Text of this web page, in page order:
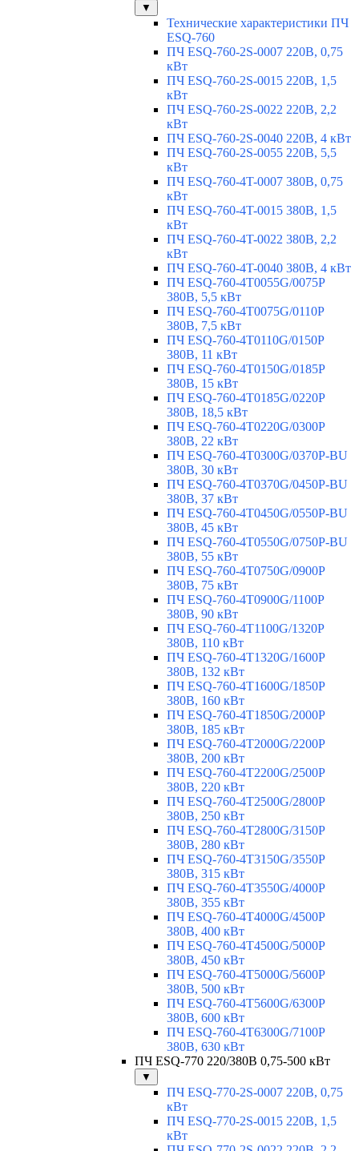
▼
Технические характеристики ПЧ
ESQ-760
ПЧ ESQ-760-2S-0007 220В, 0,75
кВт
ПЧ ESQ-760-2S-0015 220В, 1,5
кВт
ПЧ ESQ-760-2S-0022 220В, 2,2
кВт
ПЧ ESQ-760-2S-0040 220В, 4 кВт
ПЧ ESQ-760-2S-0055 220В, 5,5
кВт
ПЧ ESQ-760-4T-0007 380В, 0,75
кВт
ПЧ ESQ-760-4T-0015 380В, 1,5
кВт
ПЧ ESQ-760-4T-0022 380В, 2,2
кВт
ПЧ ESQ-760-4T-0040 380В, 4 кВт
ПЧ ESQ-760-4T0055G/0075P
380В, 5,5 кВт
ПЧ ESQ-760-4T0075G/0110P
380В, 7,5 кВт
ПЧ ESQ-760-4T0110G/0150P
380В, 11 кВт
ПЧ ESQ-760-4T0150G/0185P
380В, 15 кВт
ПЧ ESQ-760-4T0185G/0220P
380В, 18,5 кВт
ПЧ ESQ-760-4T0220G/0300P
380В, 22 кВт
ПЧ ESQ-760-4T0300G/0370P-BU
380В, 30 кВт
ПЧ ESQ-760-4T0370G/0450P-BU
380В, 37 кВт
ПЧ ESQ-760-4T0450G/0550P-BU
380В, 45 кВт
ПЧ ESQ-760-4T0550G/0750P-BU
380В, 55 кВт
ПЧ ESQ-760-4T0750G/0900P
380В, 75 кВт
ПЧ ESQ-760-4T0900G/1100P
380В, 90 кВт
ПЧ ESQ-760-4T1100G/1320P
380В, 110 кВт
ПЧ ESQ-760-4T1320G/1600P
380В, 132 кВт
ПЧ ESQ-760-4T1600G/1850P
380В, 160 кВт
ПЧ ESQ-760-4T1850G/2000P
380В, 185 кВт
ПЧ ESQ-760-4T2000G/2200P
380В, 200 кВт
ПЧ ESQ-760-4T2200G/2500P
380В, 220 кВт
ПЧ ESQ-760-4T2500G/2800P
380В, 250 кВт
ПЧ ESQ-760-4T2800G/3150P
380В, 280 кВт
ПЧ ESQ-760-4T3150G/3550P
380В, 315 кВт
ПЧ ESQ-760-4T3550G/4000P
380В, 355 кВт
ПЧ ESQ-760-4T4000G/4500P
380В, 400 кВт
ПЧ ESQ-760-4T4500G/5000P
380В, 450 кВт
ПЧ ESQ-760-4T5000G/5600P
380В, 500 кВт
ПЧ ESQ-760-4T5600G/6300P
380В, 600 кВт
ПЧ ESQ-760-4T6300G/7100P
380В, 630 кВт
ПЧ ESQ-770 220/380В 0,75-500 кВт
▼
ПЧ ESQ-770-2S-0007 220В, 0,75
кВт
ПЧ ESQ-770-2S-0015 220В, 1,5
кВт